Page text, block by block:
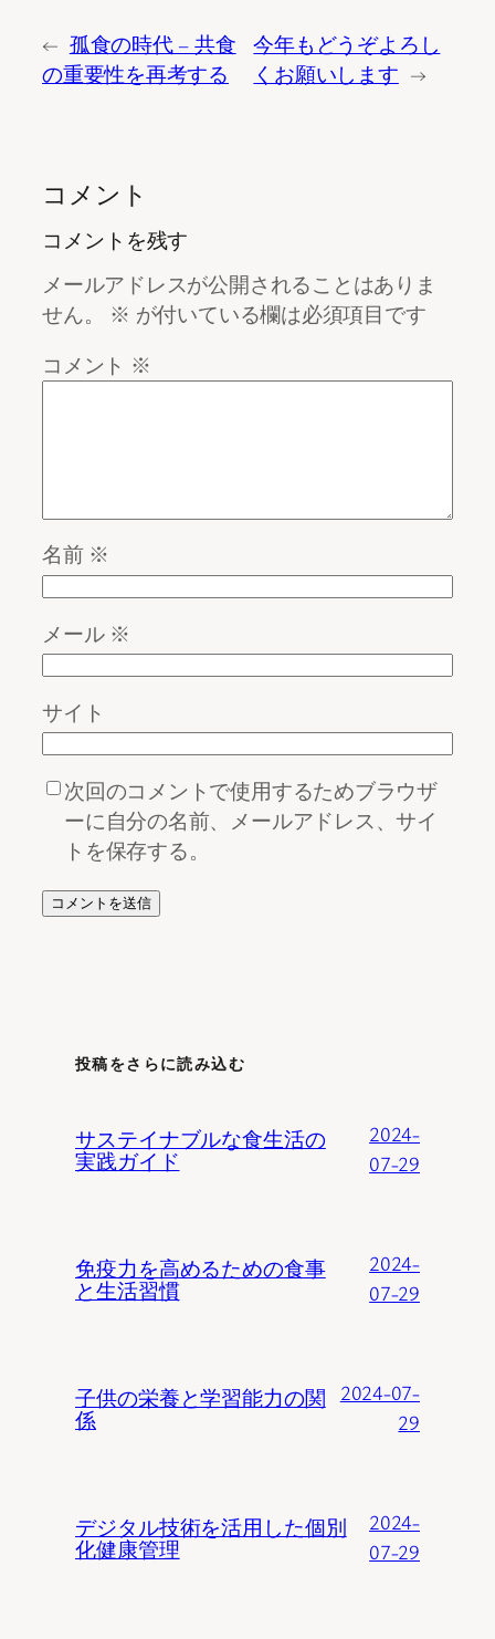
← 孤食の時代 – 共食
の重要性を再考する
今年もどうぞよろし
くお願いします →
コメント
コメントを残す
メールアドレスが公開されることはありま
せん。
※ が付いている欄は必須項目です
コメント ※
名前 ※
メール ※
サイト
次回のコメントで使用するためブラウザ
ーに自分の名前、メールアドレス、サイ
トを保存する。
投稿をさらに読み込む
サステイナブルな食生活の
実践ガイド
2024-
07-29
免疫力を高めるための食事
と生活習慣
2024-
07-29
子供の栄養と学習能力の関
係
2024-07-
29
デジタル技術を活用した個別
化健康管理
2024-
07-29